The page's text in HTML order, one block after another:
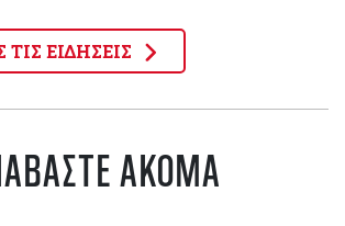
ΤΙΣ ΕΙΔΗΣΕΙΣ
ΑΚΟΜΑ